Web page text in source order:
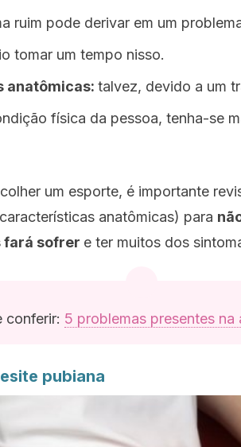
ruim pode derivar em um
tomar um tempo nisso.
anatômicas: talvez, devido a um
física da pessoa, tenha-se
um esporte, é importante
anatômicas) para
fará sofrer e ter muitos dos
conferir: 5 problemas presentes
pubiana